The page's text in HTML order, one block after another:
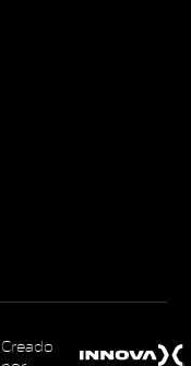
Creado